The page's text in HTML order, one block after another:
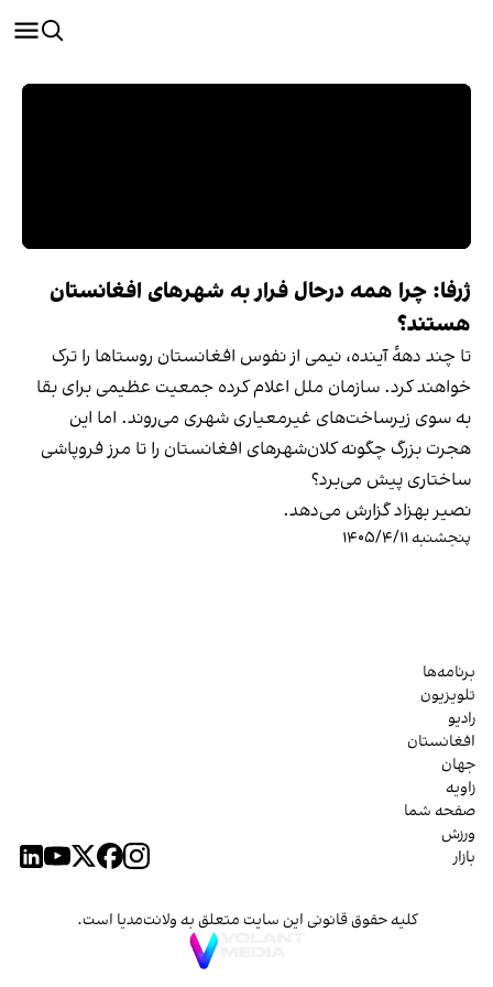
ژرفا: چرا همه درحال فرار به شهرهای افغانستان
هستند؟
تا چند دههٔ آینده، نیمی از نفوس افغانستان روستاها را ترک
خواهند کرد. سازمان ملل اعلام کرده جمعیت عظیمی برای بقا
به سوی زیرساخت‌های غیرمعیاری شهری می‌روند. اما این
هجرت بزرگ چگونه کلان‌شهرهای افغانستان را تا مرز فروپاشی
ساختاری پیش می‌برد؟
نصیر بهزاد گزارش می‌دهد.
پنجشنبه ۱۴۰۵/۴/۱۱
برنامه‌ها
تلویزیون
رادیو
افغانستان
جهان
زاویه
صفحه شما
ورزش
بازار
کلیه حقوق قانونی این سایت متعلق به ولانت‌مدیا است.